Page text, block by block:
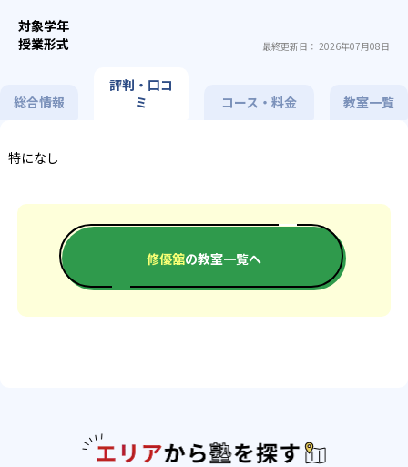
最終更新日： 2026年07月08日
総合情報
評判・口コ
ミ
コース・料金 教室一覧
特になし
修優舘の教室一覧へ